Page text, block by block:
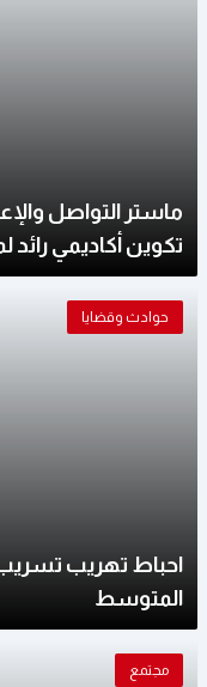
ماستر التواصل
تكوين أكاديمي رائد
حوادث وقضايا
احباط تهريب
المتوسط
مجتمع